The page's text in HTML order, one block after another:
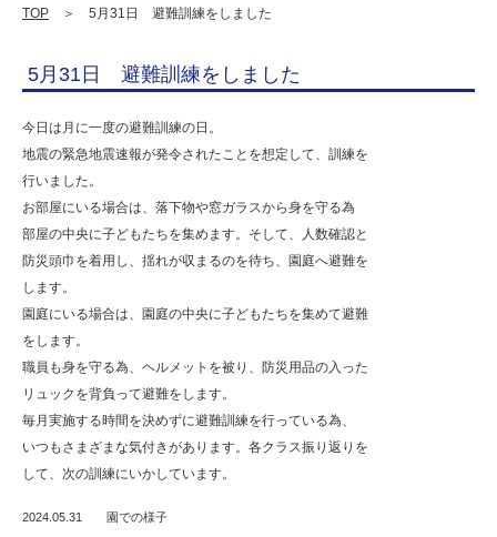
学
校
法
明
善
学
園
幼
連
携
型
TOP ＞ 5月31日 避難訓練をしました
5月31日 避難訓練をしました
今日は月に一度の避難訓練の日。
地震の緊急地震速報が発令されたことを想定して、訓練を
行いました。
お部屋にいる場合は、落下物や窓ガラスから身を守る為
部屋の中央に子どもたちを集めます。そして、人数確認と
防災頭巾を着用し、揺れが収まるのを待ち、園庭へ避難を
します。
園庭にいる場合は、園庭の中央に子どもたちを集めて避難
をします。
職員も身を守る為、ヘルメットを被り、防災用品の入った
リュックを背負って避難をします。
毎月実施する時間を決めずに避難訓練を行っている為、
いつもさまざまな気付きがあります。各クラス振り返りを
して、次の訓練にいかしています。
2024.05.31 園での様子